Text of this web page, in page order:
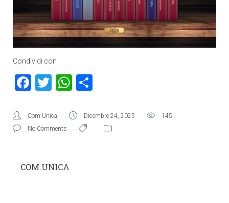
Condividi con
Facebook
TwitterWhatsApp
Com.Unica Dicembre 24, 2025
145
No Comments
COM.UNICA